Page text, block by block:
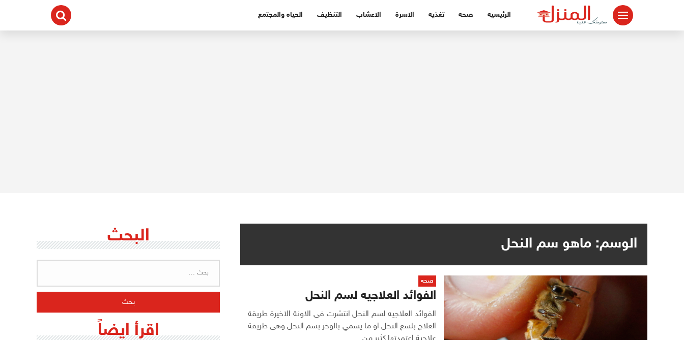
الرئيسيه صحه تغذيه الاسرة الاعشاب التنظيف الحياه والمجتمع
الوسم: ماهو سم النحل
صحه
الفوائد العلاجيه لسم النحل
الفوائد العلاجيه لسم النحل انتشرت فى الاونة الاخيرة طريقة
العلاج بلسع النحل او ما يسمي بالوخز بسم النحل وهى طريقة
البحث
اقرأ ايضاً